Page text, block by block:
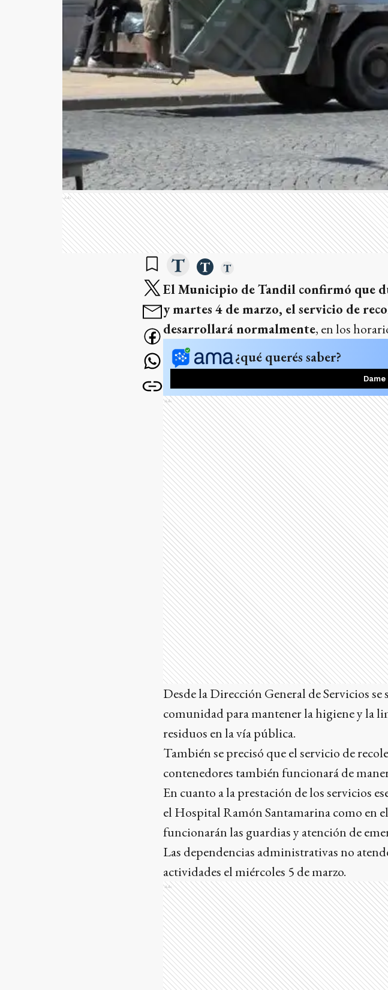
Ads
El Municipio de Tandil confirmó que
y martes 4 de marzo, el servicio de
desarrollará normalmente, en los
¿qué querés saber?
Ads
Desde la Dirección General de Servicios
comunidad para mantener la higiene y la
residuos en la vía pública.
También se precisó que el servicio de
contenedores también funcionará de
En cuanto a la prestación de los servicios
el Hospital Ramón Santamarina como en
funcionarán las guardias y atención de
Las dependencias administrativas no
actividades el miércoles 5 de marzo.
Ads